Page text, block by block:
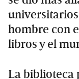
hombre con
libros y el
La biblioteca